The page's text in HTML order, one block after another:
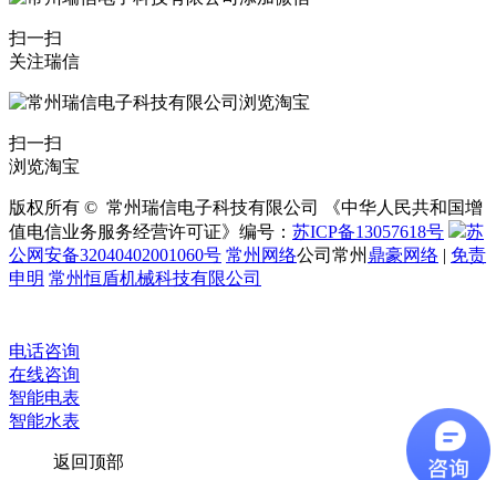
扫一扫
关注瑞信
扫一扫
浏览淘宝
版权所有 © 常州瑞信电子科技有限公司 《中华人民共和国增
值电信业务服务经营许可证》编号： 苏ICP备13057618号
苏
公网安备32040402001060号 常州网络公司常州 鼎豪网络 | 免责
申明 常州恒盾机械科技有限公司
电话咨询
在线咨询
智能电表
智能水表
返回顶部